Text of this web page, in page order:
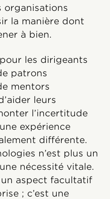
organisations
la manière dont
à bien.
les dirigeants
patrons
mentors
leurs
l’incertitude
expérience
différente.
n’est plus un
nécessité vitale.
un aspect facultatif
; c’est une